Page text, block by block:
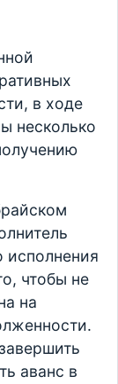
в ходе
несколько
исполнения
чтобы не
на
аванс в